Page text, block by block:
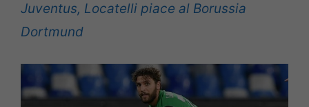
Juventus, Locatelli piace al Borussia
Dortmund